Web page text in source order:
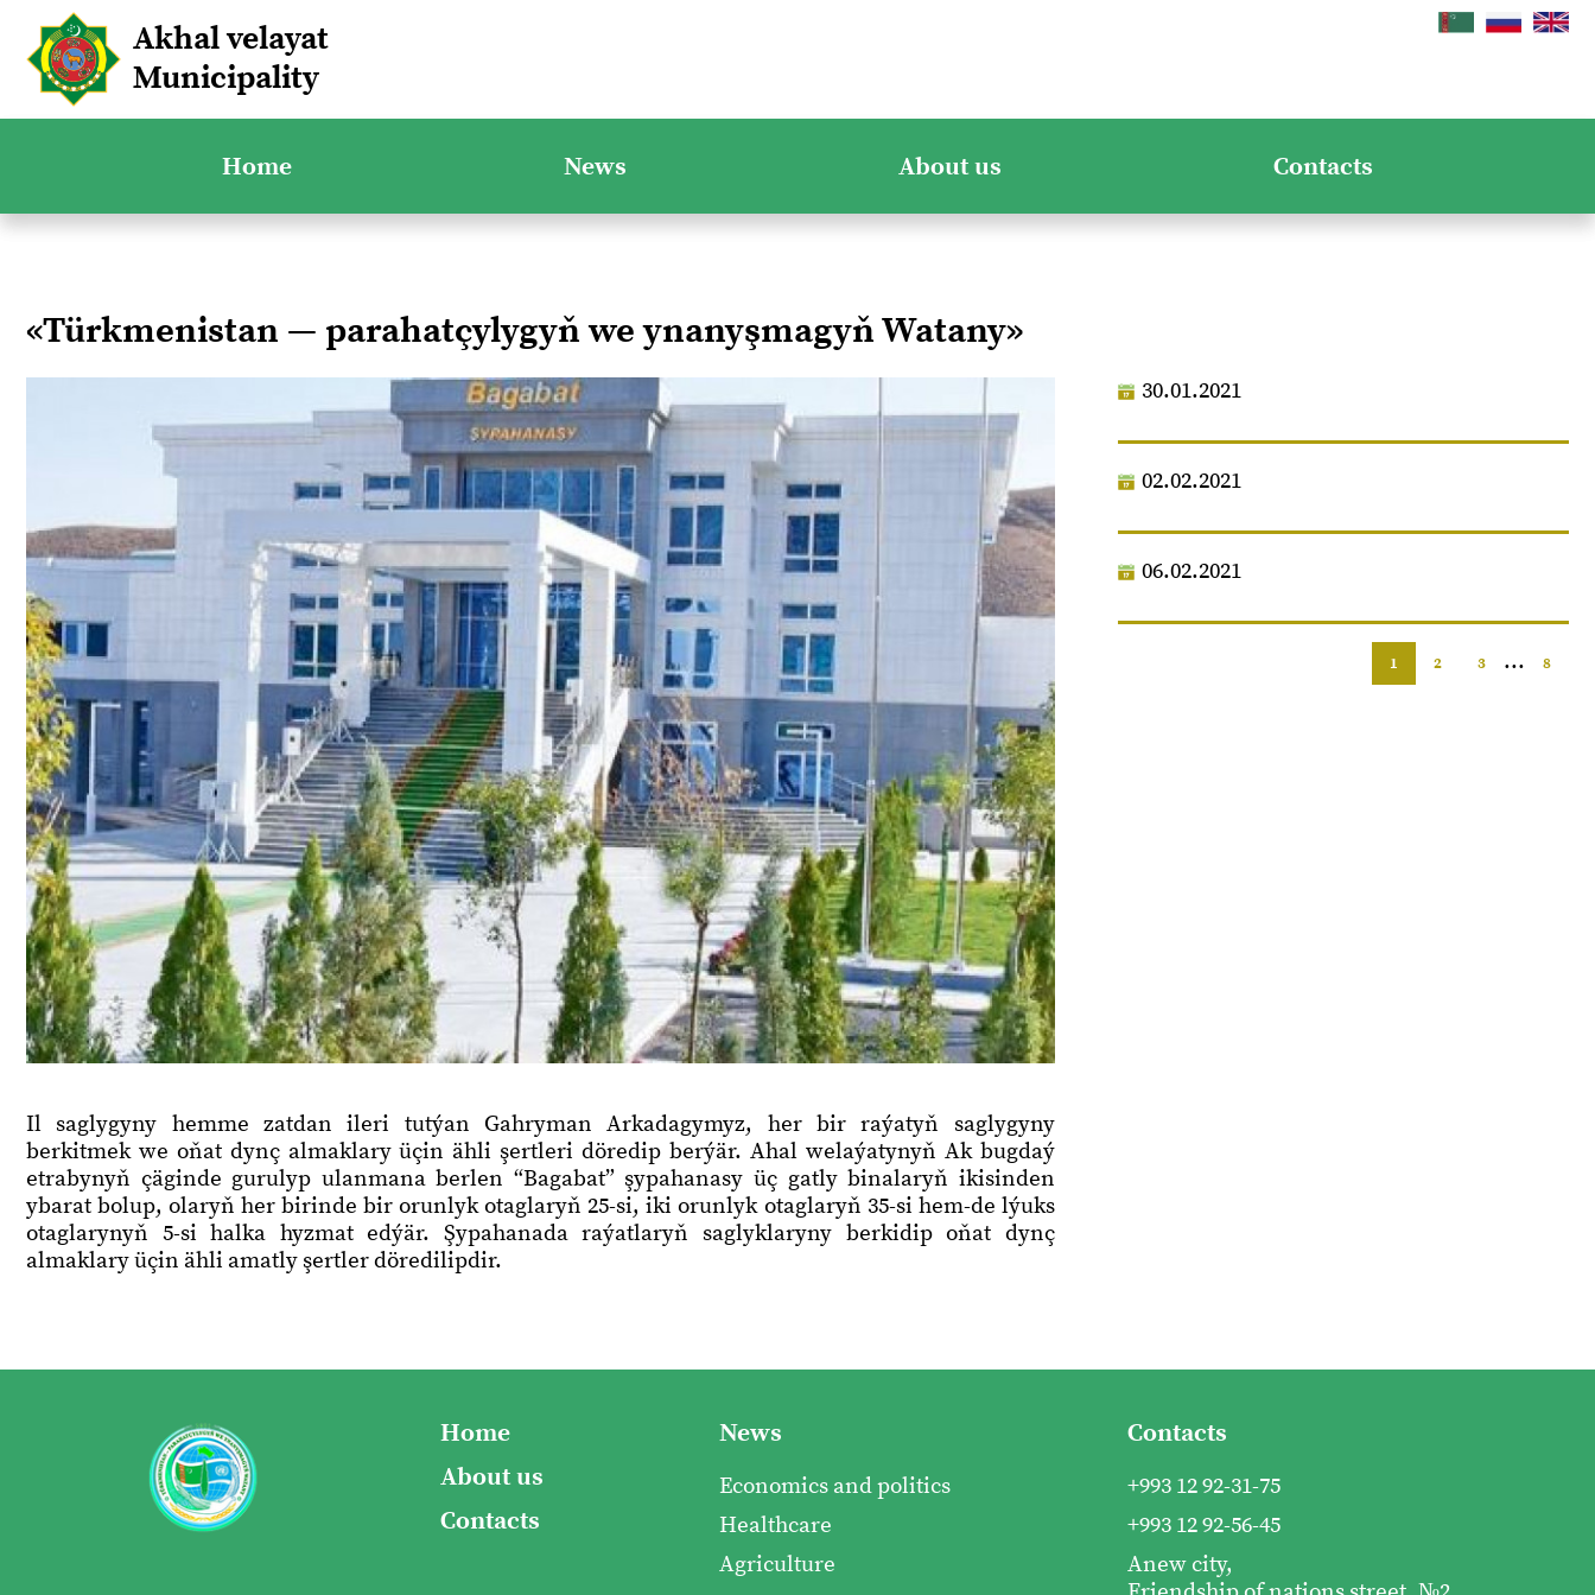
Akhal velayat
Municipality
Home News About us Contacts
«Türkmenistan — parahatçylygyň we ynanyşmagyň Watany»
Il saglygyny hemme zatdan ileri tutýan Gahryman Arkadagymyz, her bir raýatyň saglygyny
berkitmek we oňat dynç almaklary üçin ähli şertleri döredip berýär. Ahal welaýatynyň Ak bugdaý
etrabynyň çäginde gurulyp ulanmana berlen “Bagabat” şypahanasy üç gatly binalaryň ikisinden
ybarat bolup, olaryň her birinde bir orunlyk otaglaryň 25-si, iki orunlyk otaglaryň 35-si hem-de lýuks
otaglarynyň 5-si halka hyzmat edýär. Şypahanada raýatlaryň saglyklaryny berkidip oňat dynç
almaklary üçin ähli amatly şertler döredilipdir.
30.01.2021
02.02.2021
06.02.2021
1 2 3 ... 8
Home
About us
Contacts
News
Economics and politics
Healthcare
Agriculture
Contacts
+993 12 92-31-75
+993 12 92-56-45
Anew city,